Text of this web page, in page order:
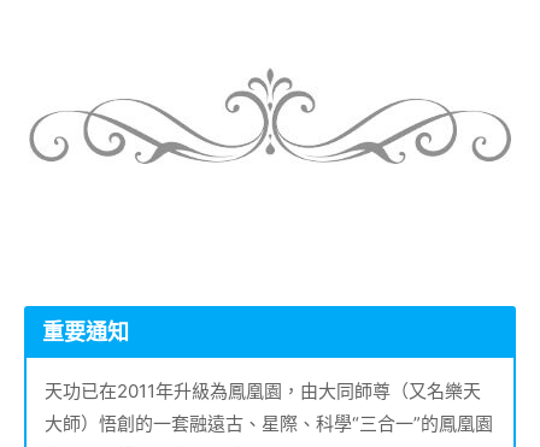
重要通知
天功已在2011年升級為鳳凰園，由大同師尊（又名樂天
大師）悟創的一套融遠古、星際、科學“三合一”的鳳凰園